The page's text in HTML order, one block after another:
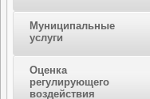
Муниципальные
услуги
Оценка
регулирующего
воздействия